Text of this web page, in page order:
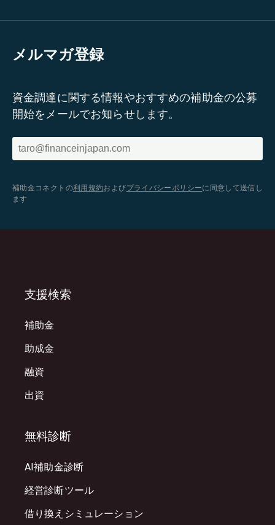
メルマガ登録
資金調達に関する情報やおすすめの補助金の公募
開始をメールでお知らせします。
補助金コネクトの利用規約およびプライバシーポリシーに同意して送信し
ます
支援検索
補助金
助成金
融資
出資
無料診断
AI補助金診断
経営診断ツール
借り換えシミュレーション